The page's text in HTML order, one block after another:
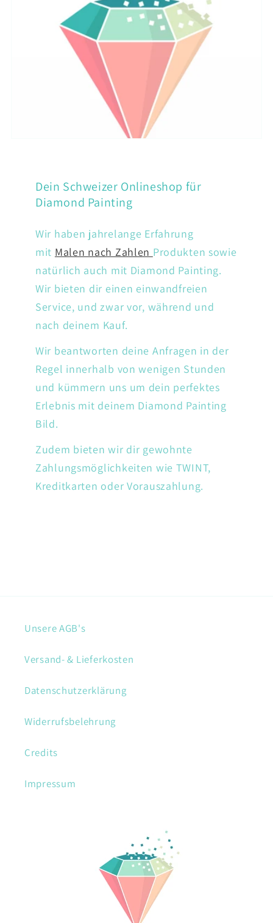
Dein Schweizer Onlineshop für
Diamond Painting
Wir haben jahrelange Erfahrung
mit Malen nach Zahlen Produkten sowie
natürlich auch mit Diamond Painting.
Wir bieten dir einen einwandfreien
Service, und zwar vor, während und
nach deinem Kauf.
Wir beantworten deine Anfragen in der
Regel innerhalb von wenigen Stunden
und kümmern uns um dein perfektes
Erlebnis mit deinem Diamond Painting
Bild.
Zudem bieten wir dir gewohnte
Zahlungsmöglichkeiten wie TWINT,
Kreditkarten oder Vorauszahlung.
Unsere AGB's
Versand- & Lieferkosten
Datenschutzerklärung
Widerrufsbelehrung
Credits
Impressum